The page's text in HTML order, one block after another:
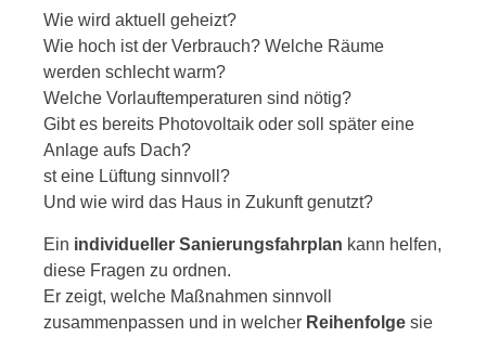
Wie wird aktuell geheizt?
Wie hoch ist der Verbrauch? Welche Räume
werden schlecht warm?
Welche Vorlauftemperaturen sind nötig?
Gibt es bereits Photovoltaik oder soll später eine
Anlage aufs Dach?
st eine Lüftung sinnvoll?
Und wie wird das Haus in Zukunft genutzt?
Ein individueller Sanierungsfahrplan kann helfen,
diese Fragen zu ordnen.
Er zeigt, welche Maßnahmen sinnvoll
zusammenpassen und in welcher Reihenfolge sie